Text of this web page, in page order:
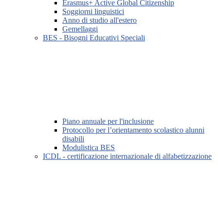
Erasmus+ Active Global Citizenship
Soggiorni linguistici
Anno di studio all'estero
Gemellaggi
BES - Bisogni Educativi Speciali
Piano annuale per l'inclusione
Protocollo per l’orientamento scolastico alunni
disabili
Modulistica BES
ICDL - certificazione internazionale di alfabetizzazione